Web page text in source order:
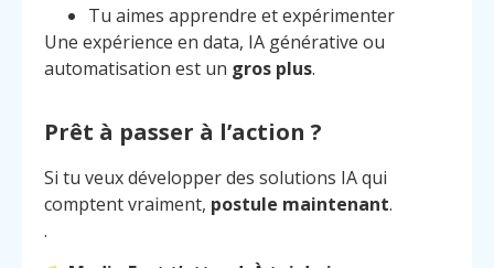
Tu aimes apprendre et expérimenter
Une expérience en data, IA générative ou
automatisation est un gros plus.
Prêt à passer à l’action ?
Si tu veux développer des solutions IA qui
comptent vraiment, postule maintenant.
.